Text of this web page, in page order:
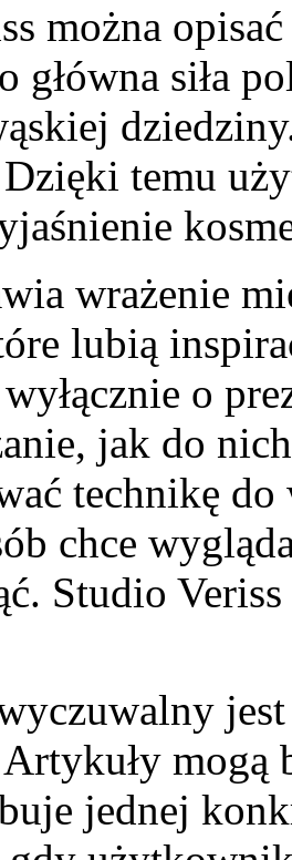
można
główna siła
temu
wrażenie
lubią
o
jak do
technikę
chce
Studio
mogą
jednej